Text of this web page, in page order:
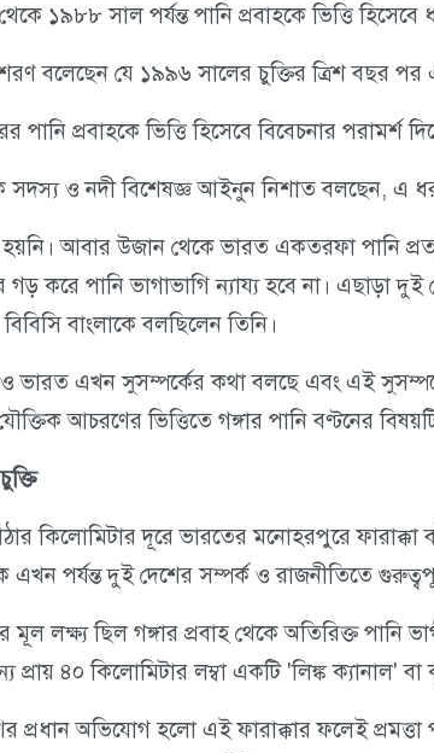
১৯৮৮ সাল পর্যন্ত পানি প্রবাহকে ভিত্তি হিসেবে
বলেছেন যে ১৯৯৬ সালের চুক্তির ত্রিশ বছর
পানি প্রবাহকে ভিত্তি হিসেবে বিবেচনার পরামর্শ
ও নদী বিশেষজ্ঞ আইনুন নিশাত বলছেন, এ
আবার উজান থেকে ভারত একতরফা পানি
করে পানি ভাগাভাগি ন্যায্য হবে না। এছাড়া দুই
বাংলাকে বলছিলেন তিনি।
এখন সুসম্পর্কের কথা বলছে এবং এই
আচরণের ভিত্তিতে গঙ্গার পানি বণ্টনের
কিলোমিটার দূরে ভারতের মনোহরপুরে
পর্যন্ত দুই দেশের সম্পর্ক ও রাজনীতিতে
লক্ষ্য ছিল গঙ্গার প্রবাহ থেকে অতিরিক্ত পানি
৪০ কিলোমিটার লম্বা একটি 'লিঙ্ক ক্যানাল'
প্রধান অভিযোগ হলো এই ফারাক্কার ফলেই প্রমত্তা